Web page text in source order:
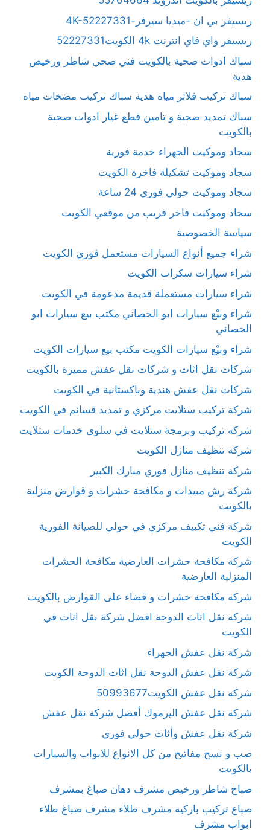
ريسيفر بي ان -ميديا سيرفر-4K-52227331
ريسيفر واي فاي انترنت 4k الكويت52227331
سباك ادوات صحية بالكويت فني صحي شاطر ورخيص
هدية
سباك تركيب فلاتر مياه هدية سباك تركيب مضخات مياه
سباك تمديد صحية و تامين قطع غيار ادوات صحية
بالكويت
سجاد وموكيت الجهراء خدمة فورية
سجاد وموكيت تشكيلة فاخرة الكويت
سجاد وموكيت حولي فوري 24 ساعة
سجاد وموكيت فاخر قريب من موقعي الكويت
سياسة الخصوصية
شراء جميع أنواع السيارات مستعمل فوري الكويت
شراء سيارات سكراب الكويت
شراء سيارات مستعملة قديمة مدعومة في الكويت
شراء وبيْع سيارات ابو الحصاني مكتب بيع سيارات ابو
الحصاني
شراء وبيْع سيارات الكويت مكتب بيع سيارات الكويت
شركات نقل اثاث و شركات نقل عفش مميزة بالكويت
شركات نقل عفش هندية وباكستانية في الكويت
شركة تركيب ستلايت مركزي و تمديد قسائم في الكويت
شركة تركيب وبرمجة ستلايت في سلوى خدمات ستلايت
شركة تنظيف منازل الكويت
شركة تنظيف منازل فوري مبارك الكبير
شركة رش مبيدات و مكافحة حشرات و قوارض منزلية
بالكويت
شركة فني تكييف مركزي في حولي للصيانة الفورية
الكويت
شركة مكافحة حشرات العارضية مكافحة الحشرات
المنزلية العارضية
شركة مكافحة حشرات و قضاء على القوارض بالكويت
شركة نقل اثاث الدوحة افضل شركة نقل اثاث في
الكويت
شركة نقل عفش الجهراء
شركة نقل عفش الدوحة نقل اثاث الدوحة الكويت
شركة نقل عفش الكويت50993677
شركة نقل عفش اليرموك أفضل شركة نقل عفش
شركة نقل عفش وأثاث حولي فوري
صب و نسخ مفاتيح من كل الانواع للابواب والسيارات
بالكويت
صباخ شاطر ورخيص مشرف دهان صباغ بمشرف
صباع تركيب باركيه مشرف طلاء مشرف صباغ طلاء
ابواب مشرف